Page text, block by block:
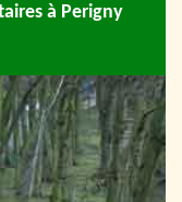
à Perigny